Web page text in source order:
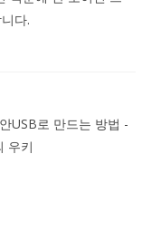
다.
USB로 만드는 방법 -
우키